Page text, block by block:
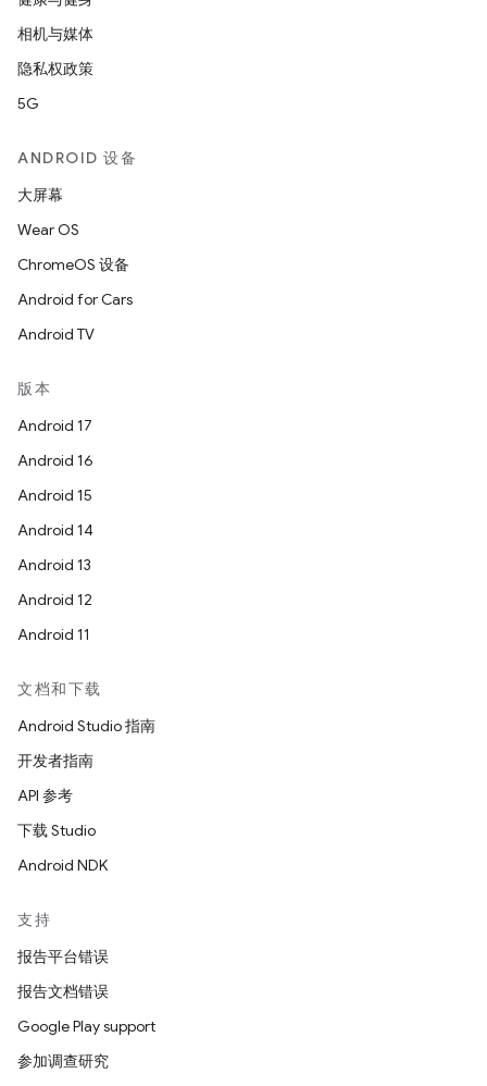
相机与媒体
隐私权政策
5G
ANDROID 设备
大屏幕
Wear OS
ChromeOS 设备
Android for Cars
Android TV
版本
Android 17
Android 16
Android 15
Android 14
Android 13
Android 12
Android 11
文档和下载
Android Studio 指南
开发者指南
API 参考
下载 Studio
Android NDK
支持
报告平台错误
报告文档错误
Google Play support
参加调查研究